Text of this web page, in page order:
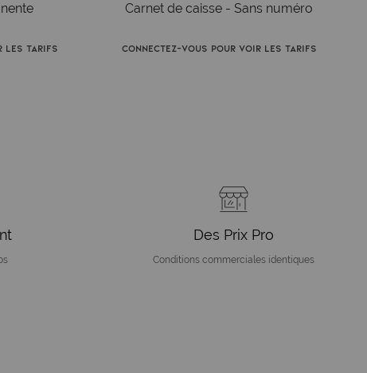
les tarifs
Carnet de caisse - Sans numéro
Connectez-vous pour voir les tarifs
Des Prix Pro
Conditions commerciales identiques